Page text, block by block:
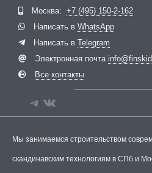
Москва: +7 (495) 150-2-162
Написать в WhatsApp
Написать в Telegram
Электронная почта
Все контакты
Мы занимаемся строительством
скандинавским технологиям в СПб и